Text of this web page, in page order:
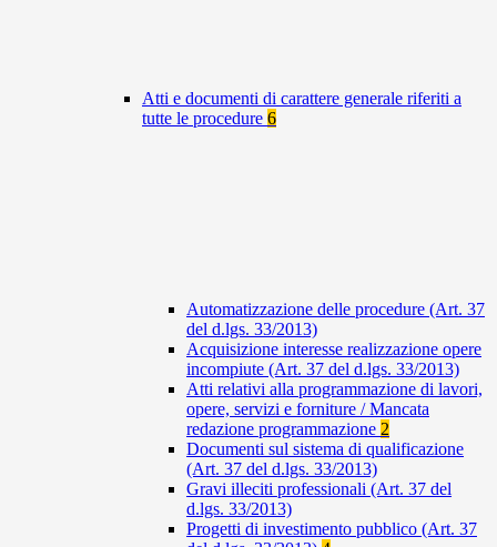
Atti e documenti di carattere generale riferiti a
tutte le procedure 6
Automatizzazione delle procedure (Art. 37
del d.lgs. 33/2013)
Acquisizione interesse realizzazione opere
incompiute (Art. 37 del d.lgs. 33/2013)
Atti relativi alla programmazione di lavori,
opere, servizi e forniture / Mancata
redazione programmazione 2
Documenti sul sistema di qualificazione
(Art. 37 del d.lgs. 33/2013)
Gravi illeciti professionali (Art. 37 del
d.lgs. 33/2013)
Progetti di investimento pubblico (Art. 37